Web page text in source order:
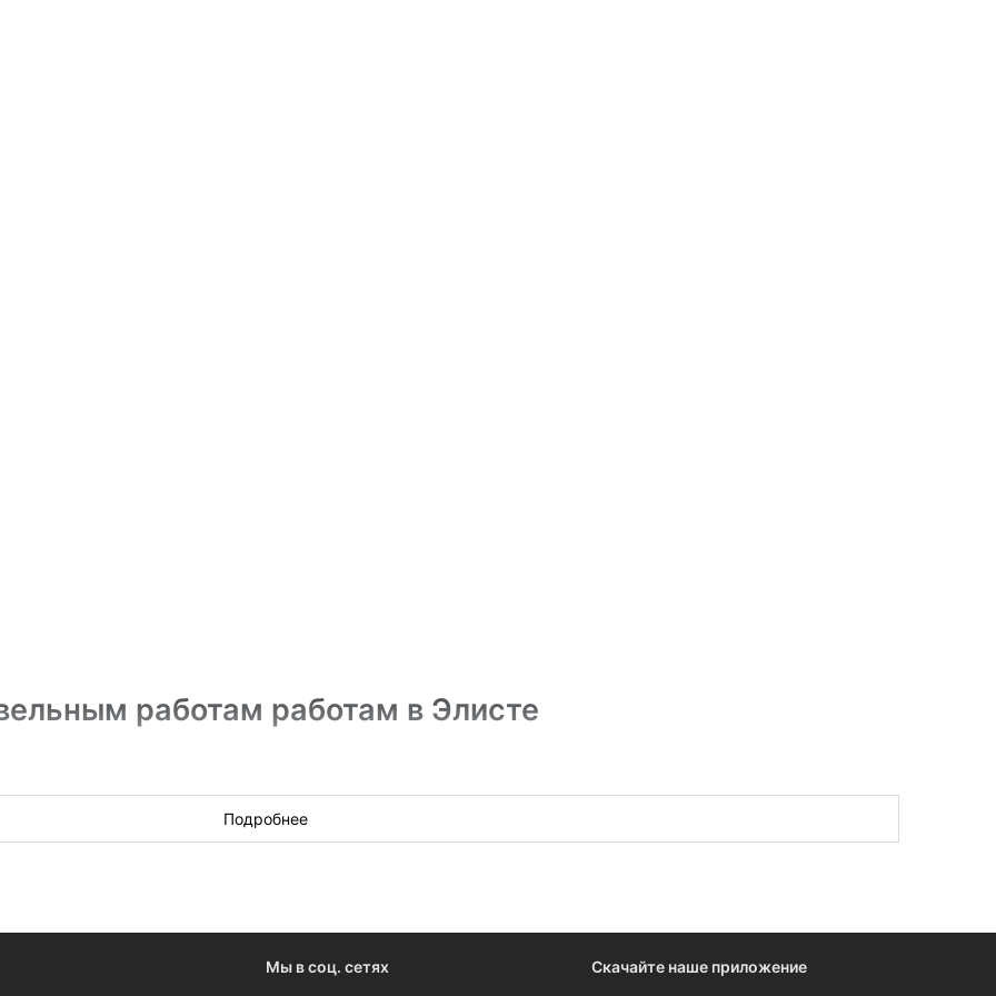
работам работам в Элисте
крыши до ремонта и реставрации — проводят муниципалитеты, бюджетные учреждения, школы, детские сады
устройство кровли в рамках проектов по капитальному ремонту. Есть люди и оборудование для кровельных
Подробнее
Мы в соц. сетях Скачайте наше приложение